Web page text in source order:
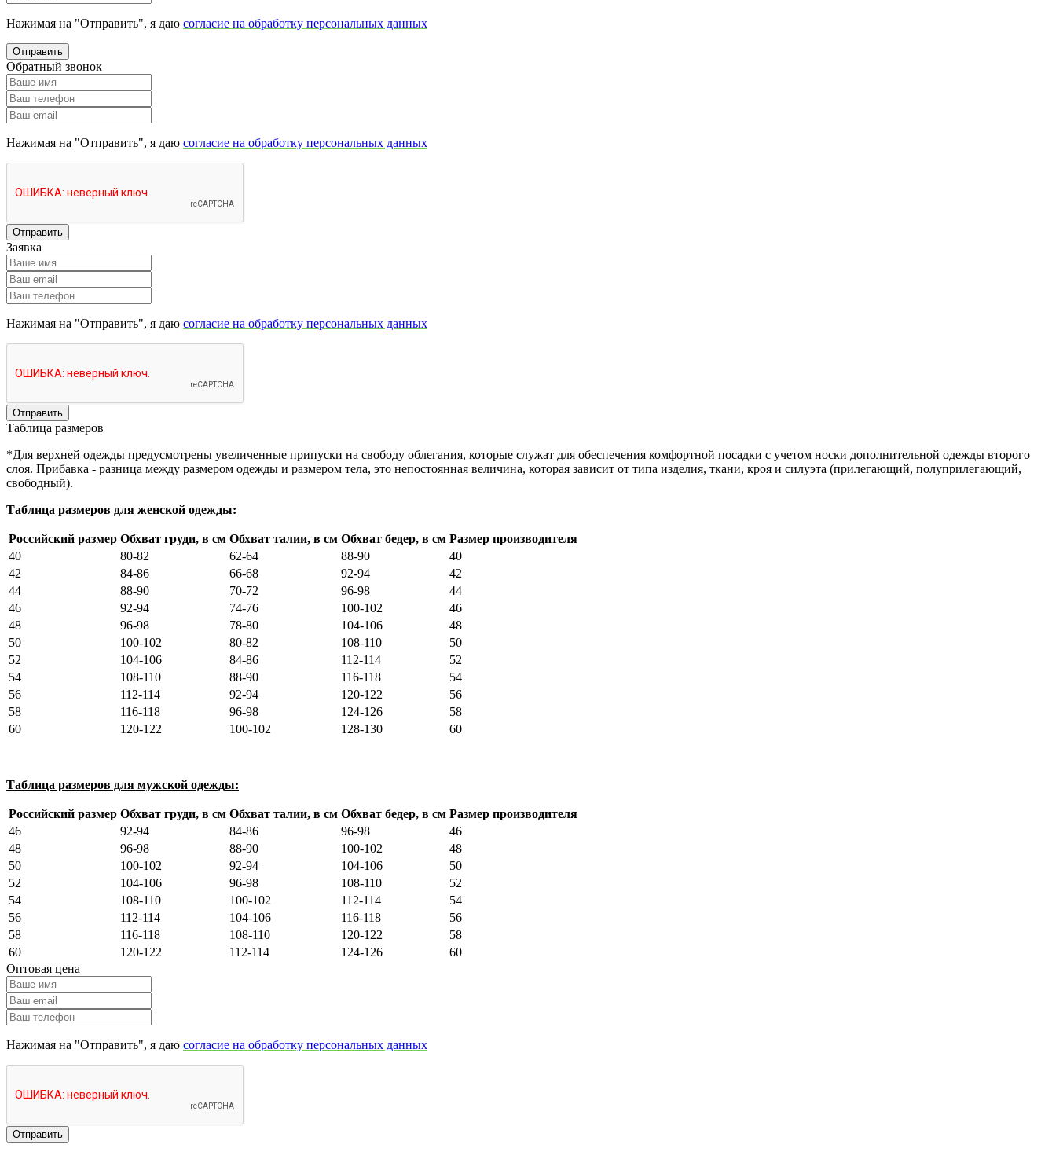
Нажимая на "Отправить", я даю согласие на обработку персональных данных
Отправить
Обратный звонок
Нажимая на "Отправить", я даю согласие на обработку персональных данных
Отправить
Заявка
Нажимая на "Отправить", я даю согласие на обработку персональных данных
Отправить
Таблица размеров
*Для верхней одежды предусмотрены увеличенные припуски на свободу облегания, которые служат для обеспечения комфортной посадки с учетом носки дополнительной одежды второго
слоя. Прибавка - разница между размером одежды и размером тела, это непостоянная величина, которая зависит от типа изделия, ткани, кроя и силуэта (прилегающий, полуприлегающий,
свободный).
Таблица размеров для женской одежды:
Российский размер Обхват груди, в см Обхват талии, в см Обхват бедер, в см Размер производителя
40
80-82 62-64 88-90
40
42
84-86 66-68 92-94
42
44
88-90 70-72 96-98
44
46
92-94 74-76 100-102
46
48
96-98 78-80 104-106
48
50
100-102 80-82 108-110
50
52
104-106 84-86 112-114
52
54
108-110 88-90 116-118
54
56
112-114 92-94 120-122
56
58
116-118 96-98 124-126
58
60
120-122 100-102 128-130 60
Таблица размеров для мужской одежды:
Российский размер Обхват груди, в см Обхват талии, в см Обхват бедер, в см Размер производителя
46
92-94 84-86 96-98
46
48
96-98 88-90 100-102
48
50
100-102 92-94 104-106
50
52
104-106 96-98 108-110
52
54
108-110 100-102 112-114
54
56
112-114 104-106 116-118
56
58
116-118 108-110 120-122
58
60
120-122 112-114 124-126
60
Оптовая цена
Нажимая на "Отправить", я даю согласие на обработку персональных данных
Отправить